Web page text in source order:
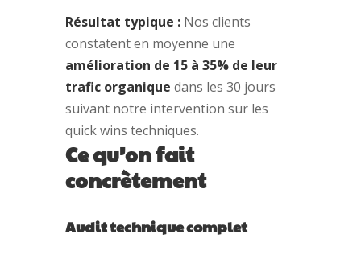
Résultat typique :Nos clients
constatent en moyenne une
amélioration de 15 à 35% de leur
trafic organique dans les 30 jours
suivant notre intervention sur les
quick wins techniques.
Ce qu’on fait
concrètement
Audit technique complet